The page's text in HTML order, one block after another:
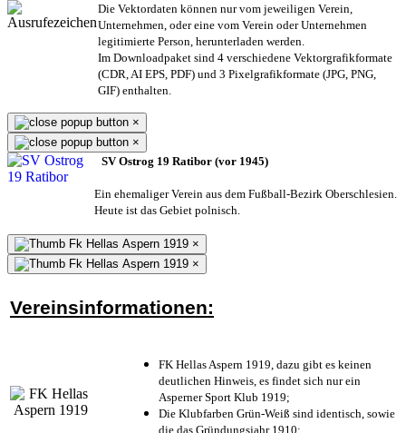
Die Vektordaten können nur vom jeweiligen Verein,
Unternehmen, oder eine vom Verein oder Unternehmen
legitimierte Person, herunterladen werden.
Im Downloadpaket sind 4 verschiedene Vektorgrafikformate
(CDR, AI EPS, PDF) und 3 Pixelgrafikformate (JPG, PNG,
GIF) enthalten.
×
×
SV Ostrog 19 Ratibor (vor 1945)
Ein ehemaliger Verein aus dem Fußball-Bezirk Oberschlesien.
Heute ist das Gebiet polnisch.
×
×
Vereinsinformationen:
FK Hellas Aspern 1919, dazu gibt es keinen
deutlichen Hinweis, es findet sich nur ein
Asperner Sport Klub 1919;
Die Klubfarben Grün-Weiß sind identisch, sowie
die das Gründungsjahr 1910;